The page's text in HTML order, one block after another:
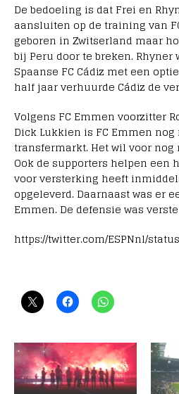
De bedoeling is dat Frei en
aansluiten op de training van
geboren in Zwitserland maar
bij Peru door te breken.
Spaanse FC Cádiz met een
half jaar verhuurde Cádiz de
Volgens FC Emmen voorzitter
Dick Lukkien is FC Emmen
transfermarkt. Het wil voor
Ook de supporters helpen een
voor versterking heeft
opgeleverd. Daarnaast was er
Emmen. De defensie was
https://twitter.com/ESPNnl/